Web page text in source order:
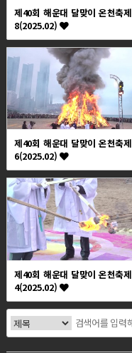
제40회 해운대 달맞이 온천축제
8(2025.02)
제40회 해운대 달맞이 온천축제
6(2025.02)
제40회 해운대 달맞이 온천축제
4(2025.02)